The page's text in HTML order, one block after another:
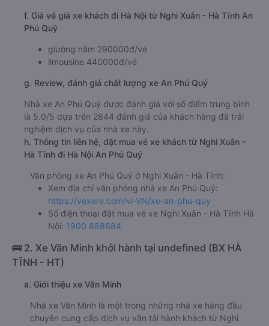
f. Giá vé giá xe khách đi Hà Nội từ Nghi Xuân - Hà Tĩnh An
Phú Quý
giường nằm 290000đ/vé
limousine 440000đ/vé
g. Review, đánh giá chất lượng xe An Phú Quý
Nhà xe An Phú Quý được đánh giá với số điểm trung bình
là 5.0/5 dựa trên 2844 đánh giá của khách hàng đã trải
nghiệm dịch vụ của nhà xe này.
h. Thông tin liên hệ, đặt mua vé xe khách từ Nghi Xuân -
Hà Tĩnh đi Hà Nội An Phú Quý
Văn phòng xe An Phú Quý ở Nghi Xuân - Hà Tĩnh:
Xem địa chỉ văn phòng nhà xe An Phú Quý:
https://vexere.com/vi-VN/xe-an-phu-quy
Số điện thoại đặt mua vé xe Nghi Xuân - Hà Tĩnh Hà
Nội: 1900 888684
🚌 2. Xe Văn Minh khởi hành tại undefined (BX HÀ
TĨNH - HT)
a. Giới thiệu xe Văn Minh
Nhà xe Văn Minh là một trong những nhà xe hàng đầu
chuyên cung cấp dịch vụ vận tải hành khách từ Nghi